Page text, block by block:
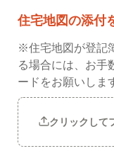
住宅地図の添付
※住宅地図が登記
る場合には、お手
ードをお願いしま
クリックして